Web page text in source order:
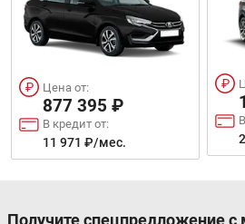
Цена от:
877 395 ₽
В кредит от:
11 971 ₽/мес.
Получите спецпредложение